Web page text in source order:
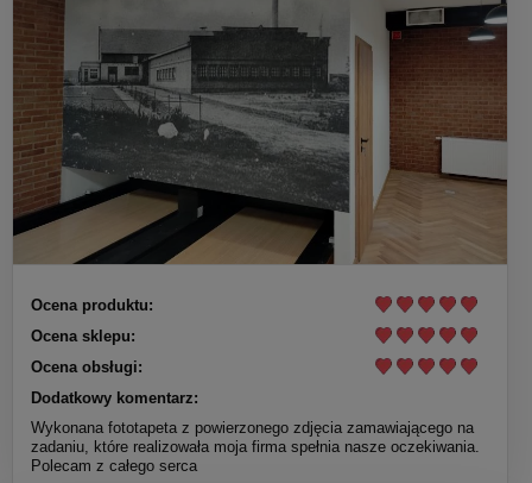
Ocena produktu:
Ocena sklepu:
Ocena obsługi:
Dodatkowy komentarz:
Wykonana fototapeta z powierzonego zdjęcia zamawiającego na
zadaniu, które realizowała moja firma spełnia nasze oczekiwania.
Polecam z całego serca